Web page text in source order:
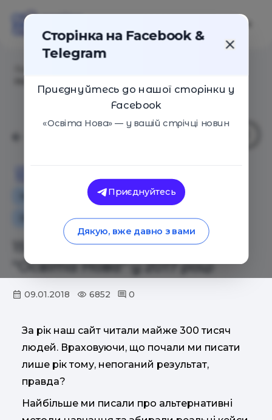
Освіта в Україні
Оглядові статті
Вибір редакції
15 найцікавіших текстів
“Освіта Нова” у 2017 році
09.01.2018 6852 0
За рік наш сайт читали майже 300 тисяч
людей. Враховуючи, що почали ми писати
лише рік тому, непоганий результат,
правда?
Найбільше ми писали про альтернативні
Сторінка на Facebook &
Telegram
Приєднуйтесь до нашої сторінки у
Facebook
«Освіта Нова» — у вашій стрічці новин
Приєднуйтесь
Дякую, вже давно з вами